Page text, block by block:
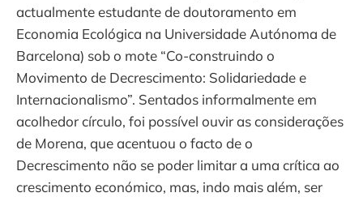
actualmente estudante de doutoramento em
Economia Ecológica na Universidade Autónoma de
Barcelona) sob o mote “Co-construindo o
Movimento de Decrescimento: Solidariedade e
Internacionalismo”. Sentados informalmente em
acolhedor círculo, foi possível ouvir as considerações
de Morena, que acentuou o facto de o
Decrescimento não se poder limitar a uma crítica ao
crescimento económico, mas, indo mais além, ser